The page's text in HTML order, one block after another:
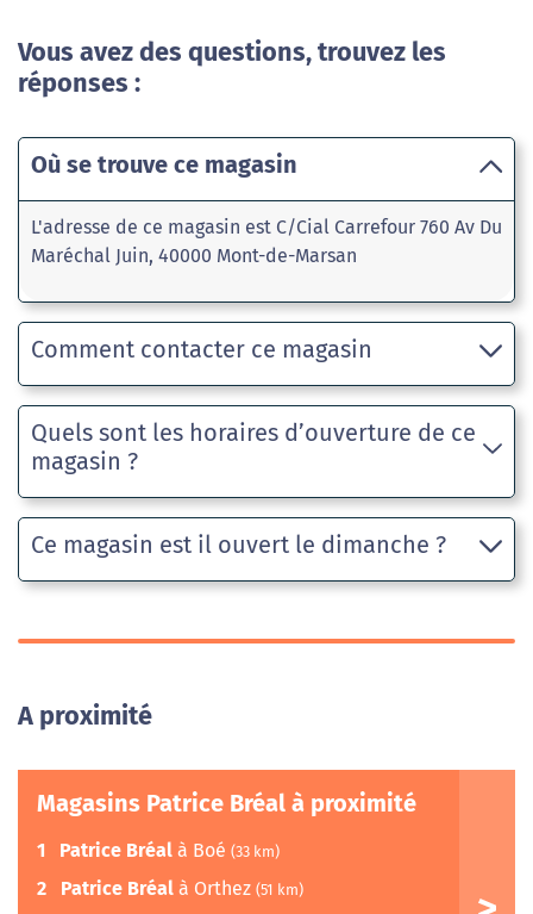
Vous avez des questions, trouvez les
réponses :
Où se trouve ce magasin
L'adresse de ce magasin est C/Cial Carrefour 760 Av Du
Maréchal Juin, 40000 Mont-de-Marsan
Comment contacter ce magasin
Quels sont les horaires d’ouverture de ce
magasin ?
Ce magasin est il ouvert le dimanche ?
A proximité
Magasins Patrice Bréal à proximité
1 Patrice Bréal à Boé (33 km)
2 Patrice Bréal à Orthez (51 km)